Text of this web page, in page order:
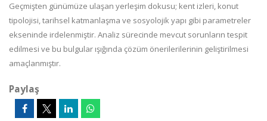
Geçmişten günümüze ulaşan yerleşim dokusu; kent izleri, konut
tipolojisi, tarihsel katmanlaşma ve sosyolojik yapı gibi parametreler
ekseninde irdelenmiştir. Analiz sürecinde mevcut sorunların tespit
edilmesi ve bu bulgular ışığında çözüm önerilerilerinin geliştirilmesi
amaçlanmıştır.
Paylaş